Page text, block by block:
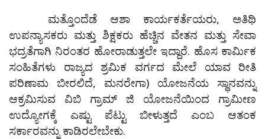
ಮತ್ತೊಂದೆಡೆ ಆಶಾ ಕಾರ್ಯಕರ್ತೆಯರು, ಅತಿಥಿ
ಉಪನ್ಯಾಸಕರು ಮತ್ತು ಶಿಕ್ಷಕರು ಹೆಚ್ಚಿನ ವೇತನ ಮತ್ತು ಸೇವಾ
ಭದ್ರತೆಗಾಗಿ ನಿರಂತರ ಹೋರಾಡುತ್ತಲೇ ಇದ್ದಾರೆ. ಹೊಸ ಕಾರ್ಮಿಕ
ಸಂಹಿತೆಗಳು ರಾಜ್ಯದ ಶ್ರಮಿಕ ವರ್ಗದ ಮೇಲೆ ಯಾವ ರೀತಿ
ಪರಿಣಾಮ ಬೀರಲಿದೆ, ಮನರೇಗಾ) ಯೋಜನೆಯ ಸ್ಥಾನವನ್ನು
ಆಕ್ರಮಿಸುವ ವಿಬಿ ಗ್ರಾಮ್ ಜಿ ಯೋಜನೆಯಿಂದ ಗ್ರಾಮೀಣ
ಉದ್ಯೋಗಕ್ಕೆ ಎಷ್ಟು ಪೆಟ್ಟು ಬೀಳುತ್ತದೆ ಎಂಬ ಆತಂಕ
ಸರ್ಕಾರವನ್ನು ಕಾಡಿರಲೇಬೇಕು.